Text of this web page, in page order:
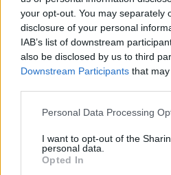
your opt-out. You may separately
disclosure of your personal
IAB’s list of downstream
also be disclosed by us to third
Downstream Participants that
Please note that this website/app
not limited to your visit or usage
grant or deny consent to Google
use your data for below specified
Personal Data Processing
I want to opt-out of the
personal data.
Opted In